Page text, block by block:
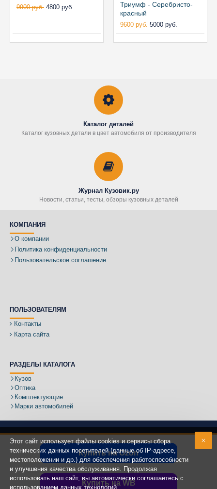
Купить на Ozon
Купить на WB
9900 руб. 4800 руб.
Триумф - Серебристо-
красный
9600 руб. 5000 руб.
Каталог деталей
Каталог кузовных детали в цвет автомобиля от производителя
Журнал Кузовик.ру
Новости, статьи, тесты, обзоры кузовных деталей
КОМПАНИЯ
О компании
Политика конфиденциальности
Пользовательское соглашение
ПОЛЬЗОВАТЕЛЯМ
Контакты
Карта сайта
РАЗДЕЛЫ КАТАЛОГА
Кузов
Оптика
Комплектующие
Марки автомобилей
Адрес:
Этот сайт использует файлы cookies и сервисы сбора
технических данных посетителей (данные об IP-адресе,
местоположении и др.) для обеспечения работоспособности
и улучшения качества обслуживания. Продолжая
использовать наш сайт, вы автоматически соглашаетесь с
использованием данных технологий.